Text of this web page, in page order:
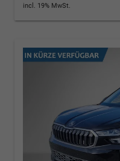
incl. 19% MwSt.